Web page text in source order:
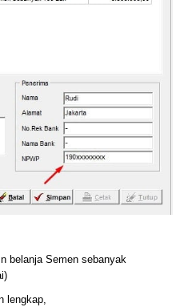
belanja Semen sebanyak
lengkap,